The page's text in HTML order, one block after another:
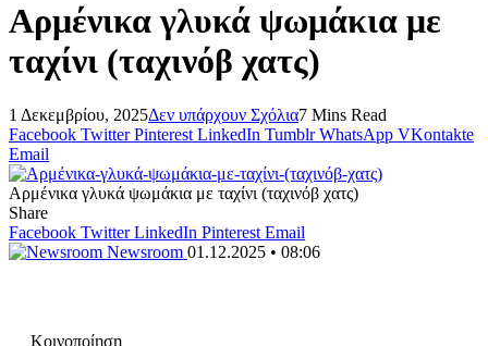
Αρμένικα γλυκά ψωμάκια με
ταχίνι (ταχινόβ χατς)
1 Δεκεμβρίου, 2025Δεν υπάρχουν Σχόλια7 Mins Read
Facebook Twitter Pinterest LinkedIn Tumblr WhatsApp VKontakte
Email
Αρμένικα γλυκά ψωμάκια με ταχίνι (ταχινόβ χατς)
Share
Facebook Twitter LinkedIn Pinterest Email
Newsroom 01.12.2025 • 08:06
Κοινοποίηση